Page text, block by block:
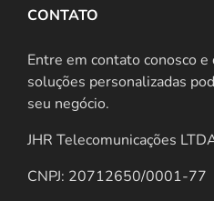
CONTATO
Entre em contato conosco e
soluções personalizadas
seu negócio.
JHR Telecomunicações
CNPJ: 20712650/0001-77